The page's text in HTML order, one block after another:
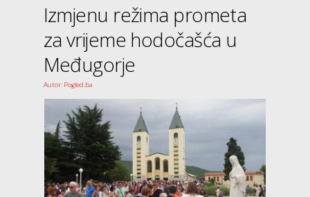
Izmjenu režima prometa
za vrijeme hodočašća u
Međugorje
Autor: Pogled.ba